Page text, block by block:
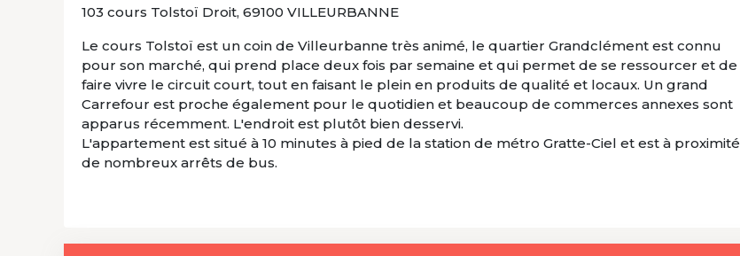
103 cours Tolstoï Droit, 69100 VILLEURBANNE
Le cours Tolstoï est un coin de Villeurbanne très animé, le quartier Grandclément est connu
pour son marché, qui prend place deux fois par semaine et qui permet de se ressourcer et de
faire vivre le circuit court, tout en faisant le plein en produits de qualité et locaux. Un grand
Carrefour est proche également pour le quotidien et beaucoup de commerces annexes sont
apparus récemment. L'endroit est plutôt bien desservi.
L'appartement est situé à 10 minutes à pied de la station de métro Gratte-Ciel et est à proximité
de nombreux arrêts de bus.